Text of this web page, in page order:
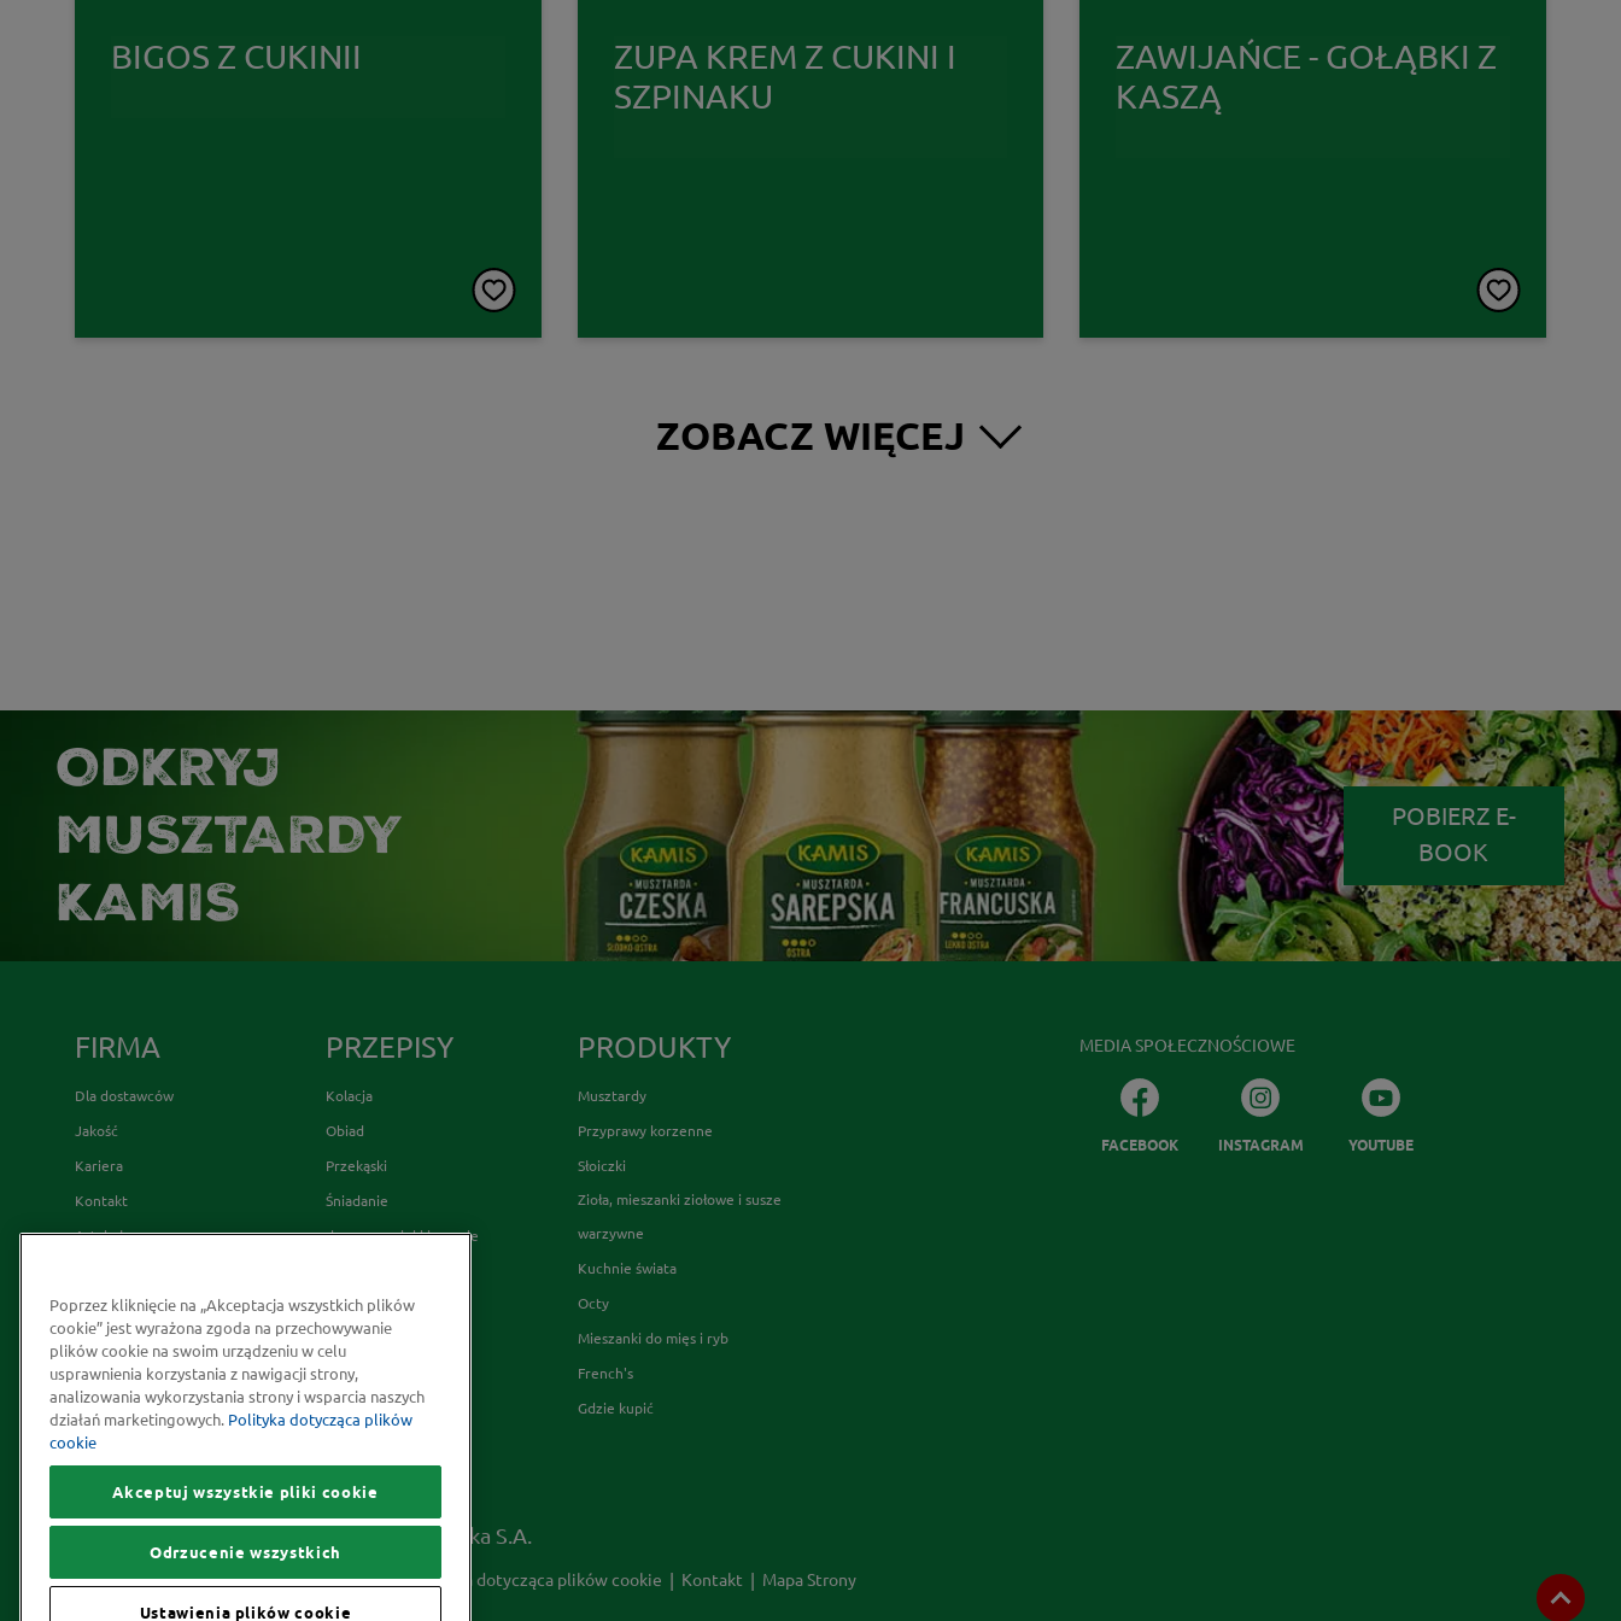
BIGOS Z CUKINII
ZUPA KREM Z CUKINI I
SZPINAKU
ZAWIJAŃCE - GOŁĄBKI Z
KASZĄ
ZOBACZ WIĘCEJ
ODKRYJ
MUSZTARDY
KAMIS
POBIERZ E-
BOOK
FIRMA
Dla dostawców
Jakość
Kariera
Kontakt
Artykuły
Skąd bierzemy nasze przyprawy
Strategia Podatkowa
Społeczna odpowiedzialność
Kakao odpowiedzialnie
pozyskiwane
PRZEPISY
Kolacja
Obiad
Przekąski
Śniadanie
desery wypieki i napoje
PRODUKTY
Musztardy
Przyprawy korzenne
Słoiczki
Zioła, mieszanki ziołowe i susze
warzywne
Kuchnie świata
Octy
Mieszanki do mięs i ryb
French's
Gdzie kupić
MEDIA SPOŁECZNOŚCIOWE
FACEBOOK INSTAGRAM YOUTUBE
Prawa autorskie © 2026 McCormick Polska S.A.
Informacje na temat ochrony prywatności Polityka dotycząca plików cookie Kontakt Mapa Strony
Poprzez kliknięcie na „Akceptacja wszystkich plików
cookie” jest wyrażona zgoda na przechowywanie
plików cookie na swoim urządzeniu w celu
usprawnienia korzystania z nawigacji strony,
analizowania wykorzystania strony i wsparcia naszych
działań marketingowych. Polityka dotycząca plików
cookie
Akceptuj wszystkie pliki cookie
Odrzucenie wszystkich
Ustawienia plików cookie